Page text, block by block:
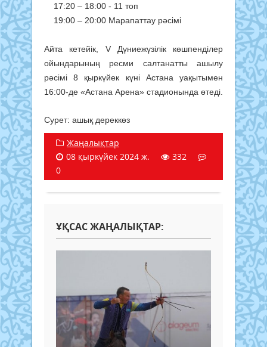
17:20 – 18:00 - 11 топ
19:00 – 20:00 Марапаттау рәсімі
Айта кетейік, V Дүниежүзілік көшпенділер
ойындарының ресми салтанатты ашылу
рәсімі 8 қыркүйек күні Астана уақытымен
16:00-де «Астана Арена» стадионында өтеді.
Сурет: ашық дереккөз
Жаңалықтар
08 қыркүйек 2024 ж.
332
0
ҰҚСАС ЖАҢАЛЫҚТАР: